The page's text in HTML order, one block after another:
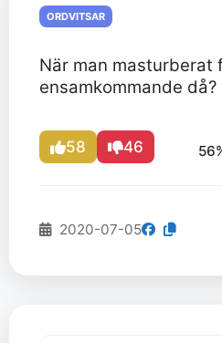
ORDVITSAR
När man masturberat
ensamkommande då?
58 46
2020-07-05